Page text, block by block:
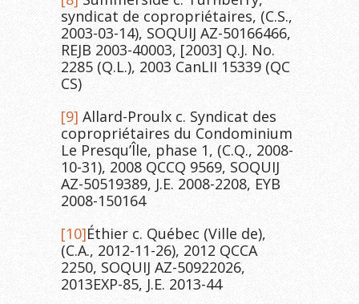
syndicat de copropriétaires, (C.S.,
2003-03-14), SOQUIJ AZ-50166466,
REJB 2003-40003, [2003] Q.J. No.
2285 (Q.L.), 2003 CanLII 15339 (QC
CS)
[9] Allard-Proulx c. Syndicat des
copropriétaires du Condominium
Le Presqu’Île, phase 1, (C.Q., 2008-
10-31), 2008 QCCQ 9569, SOQUIJ
AZ-50519389, J.E. 2008-2208, EYB
2008-150164
[10]Éthier c. Québec (Ville de),
(C.A., 2012-11-26), 2012 QCCA
2250, SOQUIJ AZ-50922026,
2013EXP-85, J.E. 2013-44